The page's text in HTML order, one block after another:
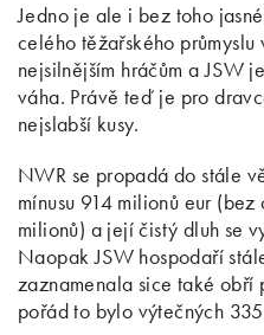
Jedno je ale i bez toho
celého těžařského
nejsilnějším hráčům a JSW
váha. Právě teď je pro
nejslabší kusy.
NWR se propadá do stále
mínusu 914 milionů eur
milionů) a její čistý dluh se
Naopak JSW hospodaří
zaznamenala sice také obří
pořád to bylo výtečných